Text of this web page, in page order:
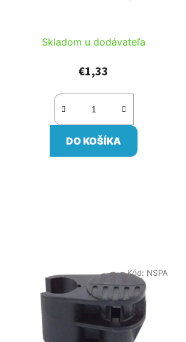
Skladom u dodávateľa
€1,33
DO KOŠÍKA
Kód: NSPA